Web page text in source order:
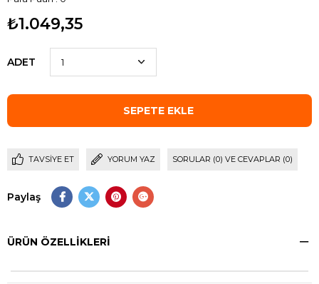
₺1.049,35
ADET
TAVSIYE ET YORUM YAZ SORULAR (0) VE CEVAPLAR (0)
Paylaş
ÜRÜN ÖZELLIKLERI